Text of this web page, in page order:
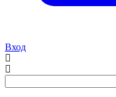
Вход